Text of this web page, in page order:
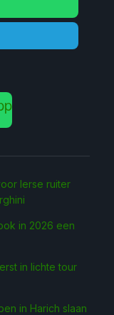
Ierse ruiter
in 2026 een
in lichte tour
in Harich slaan